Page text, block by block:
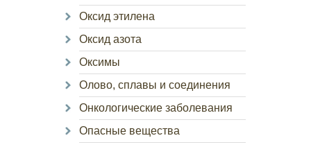
Оксид этилена
Оксид азота
Оксимы
Олово, сплавы и соединения
Онкологические заболевания
Опасные вещества